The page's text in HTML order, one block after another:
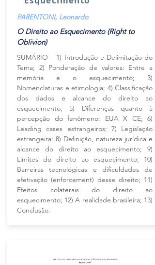
PARENTONI, Leonardo
O Direito ao Esquecimento (Right to
Oblivion)
SUMÁRIO – 1) Introdução e Delimitação do
Tema; 2) Ponderação de valores: Entre a
memória e o esquecimento; 3)
Nomenclaturas e etimologia; 4) Classificação
dos dados e alcance do direito ao
esquecimento; 5) Diferenças quanto à
percepção do fenômeno: EUA X CE; 6)
Leading cases estrangeiros; 7) Legislação
estrangeira; 8) Definição, natureza jurídica e
alcance do direito ao esquecimento; 9)
Limites do direito ao esquecimento; 10)
Barreiras tecnológicas e dificuldades de
efetivação (enforcement) desse direito; 11)
Efeitos colaterais do direito ao
esquecimento; 12) A realidade brasileira; 13)
Conclusão.